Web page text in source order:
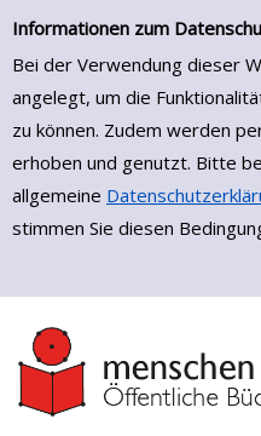
Erweiterte Suche
Informationen zum
Bei der Verwendung dieser
angelegt, um die
zu können. Zudem werden
erhoben und genutzt. Bitte
allgemeine
stimmen Sie diesen
Zur erweiterten Suche springen